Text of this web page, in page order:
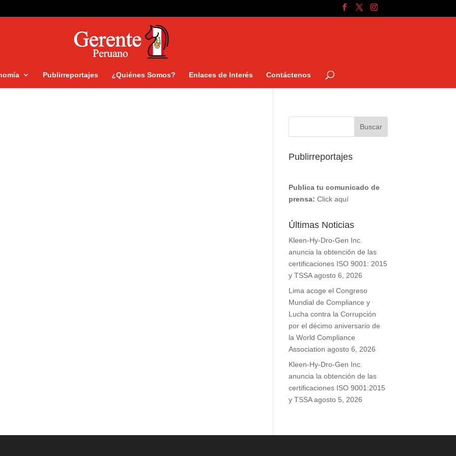
Publirreportajes ¿Quiénes Somos? Enlaces de Interés Contáctenos
Publirreportajes
Publica tu comunicado de
prensa: Click aquí
Últimas Noticias
Kleen-Hy-Dro-Gen Inc.
anuncia la obtención de las
certificaciones ISO 9001: 2015
y TSSA agosto 6, 2026
Lima acoge el Congreso
Mundial de Compliance y
Lucha contra la Corrupción
por el décimo aniversario de
la World Compliance
Association agosto 6, 2026
Kleen-Hy-Dro-Gen Inc.
anuncia la obtención de las
certificaciones ISO 9001:2015
y TSSA agosto 5, 2026